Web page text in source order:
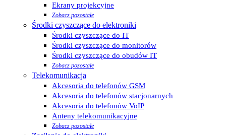
Ekrany projekcyjne
Zobacz pozostałe
Środki czyszczące do elektroniki
Środki czyszczące do IT
Środki czyszczące do monitorów
Środki czyszczące do obudów IT
Zobacz pozostałe
Telekomunikacja
Akcesoria do telefonów GSM
Akcesoria do telefonów stacjonarnych
Akcesoria do telefonów VoIP
Anteny telekomunikacyjne
Zobacz pozostałe